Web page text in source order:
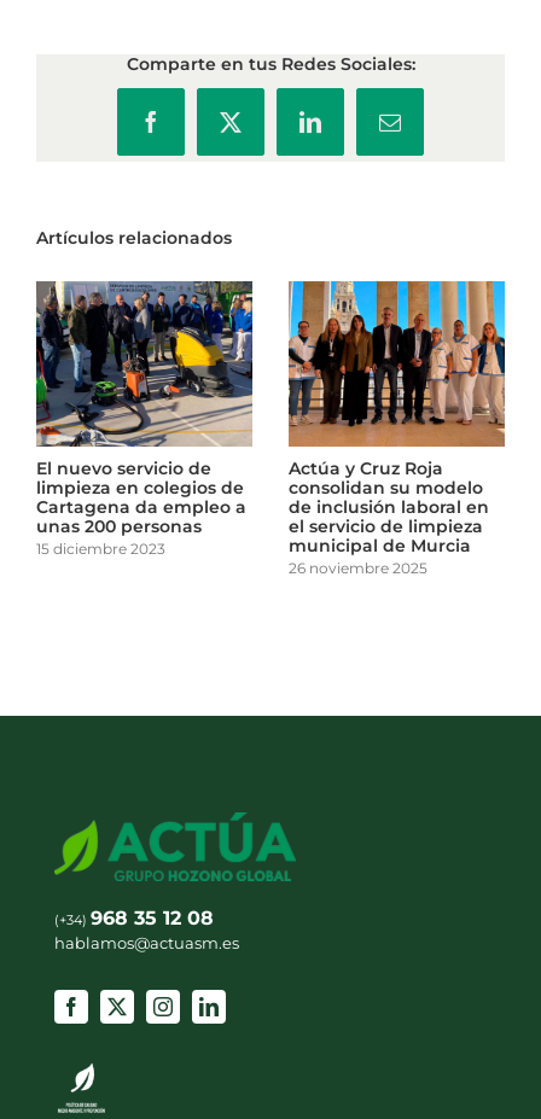
Comparte en tus Redes Sociales:
FacebookX LinkedInCorreo
electrónico
Artículos relacionados
El nuevo servicio de
limpieza en colegios de
Cartagena da empleo a
unas 200 personas
15 diciembre 2023
Actúa y Cruz Roja
consolidan su modelo
de inclusión laboral en
el servicio de limpieza
municipal de Murcia
26 noviembre 2025
(+34) 968 35 12 08
hablamos@actuasm.es